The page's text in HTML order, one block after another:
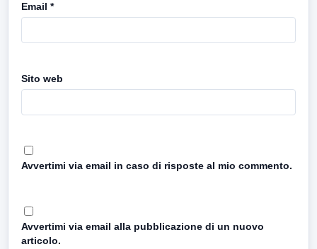
Email *
Sito web
Avvertimi via email in caso di risposte al mio commento.
Avvertimi via email alla pubblicazione di un nuovo
articolo.